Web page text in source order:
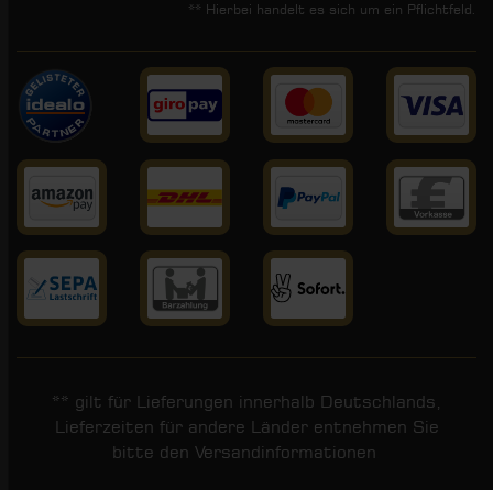
** Hierbei handelt es sich um ein Pflichtfeld.
** gilt für Lieferungen innerhalb Deutschlands,
Lieferzeiten für andere Länder entnehmen Sie
bitte den Versandinformationen